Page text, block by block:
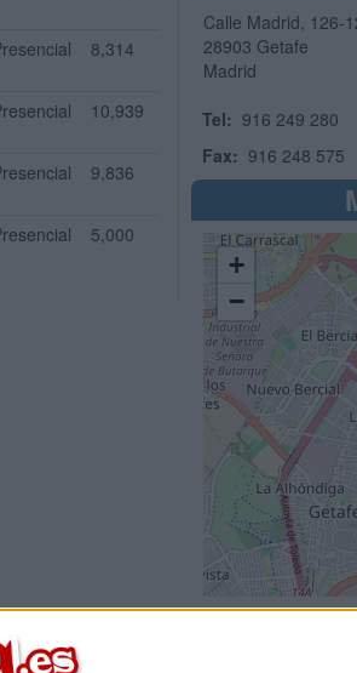
8,314
10,939
9,836
5,000
Calle Madrid, 126-
28903 Getafe
Madrid
Tel: 916 249 280
Fax: 916 248 575
+
−